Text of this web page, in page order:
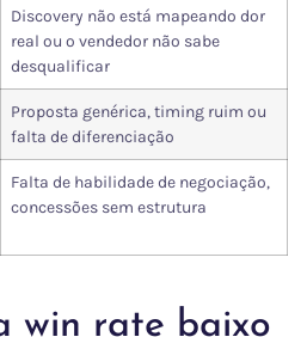
Discovery não está mapeando dor
real ou o vendedor não sabe
desqualificar
Proposta genérica, timing ruim ou
falta de diferenciação
Falta de habilidade de negociação,
concessões sem estrutura
win rate baixo